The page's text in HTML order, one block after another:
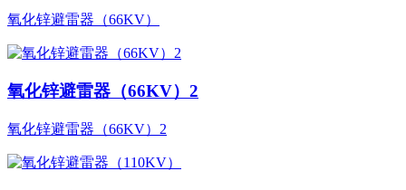
氧化锌避雷器（66KV）
氧化锌避雷器（66KV）2
氧化锌避雷器（66KV）2